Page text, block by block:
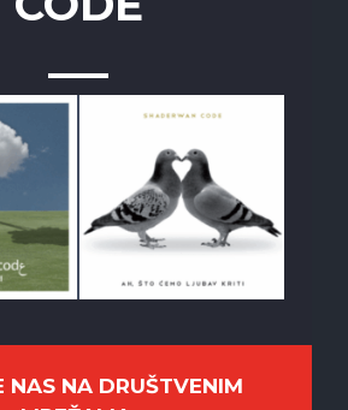
NAS NA DRUŠTVENIM